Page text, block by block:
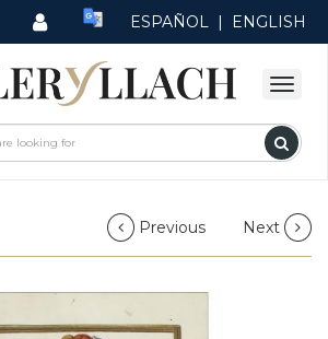
ESPAÑOL | ENGLISH
Previous Next